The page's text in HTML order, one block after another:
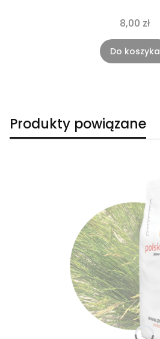
8,00 zł
Do koszyka
Produkty powiązane